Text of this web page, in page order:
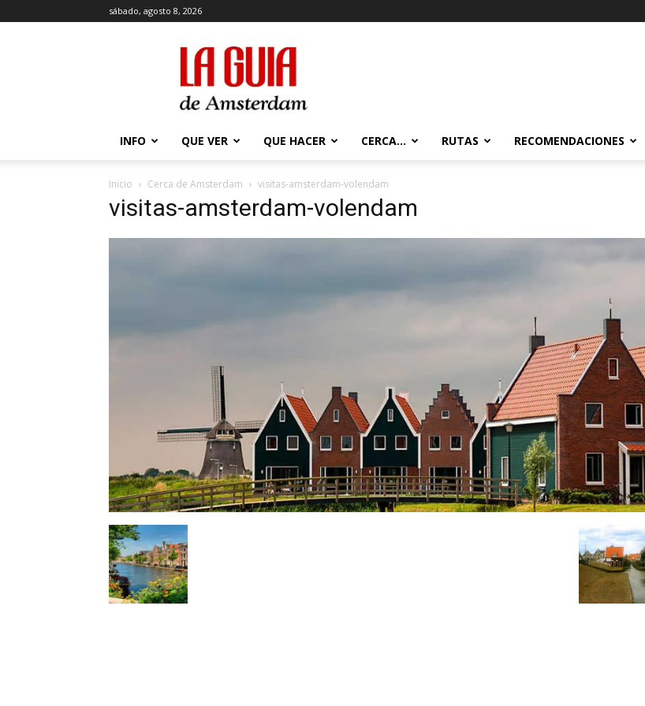
sábado, agosto 8, 2026
La
Guía
de
Amsterdam
INFO QUE VER QUE HACER CERCA… RUTAS RECOMENDACIONES
Inicio Cerca de Amsterdam visitas-amsterdam-volendam
visitas-amsterdam-volendam